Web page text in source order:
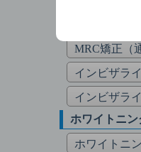
MRC矯正（
インビザラ
インビザラ
ホワイトニン
ホワイトニ